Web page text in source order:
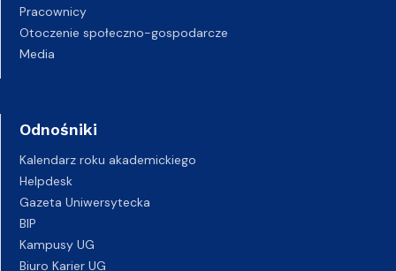
Pracownicy
Otoczenie społeczno-gospodarcze
Media
Odnośniki
Kalendarz roku akademickiego
Helpdesk
Gazeta Uniwersytecka
BIP
Kampusy UG
Biuro Karier UG